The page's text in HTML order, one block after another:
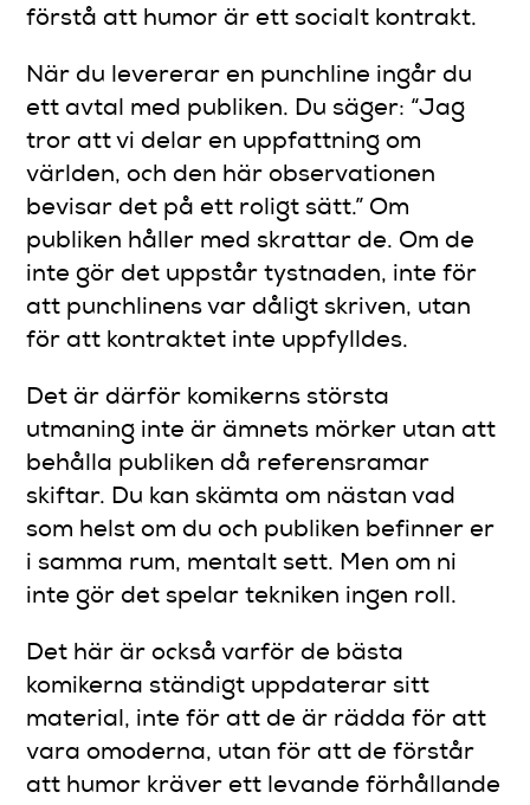
förstå att humor är ett socialt kontrakt.
När du levererar en punchline ingår du
ett avtal med publiken. Du säger: “Jag
tror att vi delar en uppfattning om
världen, och den här observationen
bevisar det på ett roligt sätt.” Om
publiken håller med skrattar de. Om de
inte gör det uppstår tystnaden, inte för
att punchlinens var dåligt skriven, utan
för att kontraktet inte uppfylldes.
Det är därför komikerns största
utmaning inte är ämnets mörker utan att
behålla publiken då referensramar
skiftar. Du kan skämta om nästan vad
som helst om du och publiken befinner er
i samma rum, mentalt sett. Men om ni
inte gör det spelar tekniken ingen roll.
Det här är också varför de bästa
komikerna ständigt uppdaterar sitt
material, inte för att de är rädda för att
vara omoderna, utan för att de förstår
att humor kräver ett levande förhållande